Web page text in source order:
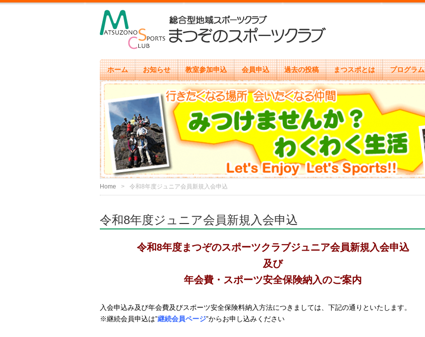
ホーム お知らせ 教室参加申込 会員申込 過去の投稿 まつスポとは プログラム
Home 令和8年度ジュニア会員新規入会申込
令和8年度ジュニア会員新規入会申込
令和8年度まつぞのスポーツクラブジュニア会員新規入会申込
及び
年会費・スポーツ安全保険納入のご案内
入会申込み及び年会費及びスポーツ安全保険料納入方法につきましては、下記の通りといたします。
※継続会員申込は”継続会員ページ”からお申し込みください